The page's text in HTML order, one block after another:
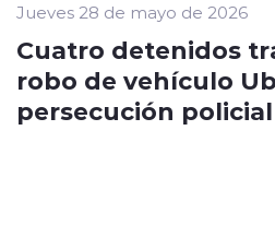
Jueves 28 de mayo de 2026
Cuatro detenidos
robo de vehículo
persecución